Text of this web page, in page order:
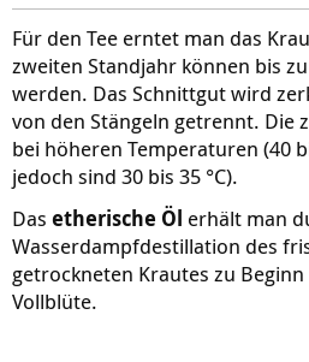
Für den Tee erntet man das
zweiten Standjahr können bis
werden. Das Schnittgut wird
von den Stängeln getrennt. Die
bei höheren Temperaturen (40
jedoch sind 30 bis 35 °C).
Das etherische Öl erhält man
Wasserdampfdestillation des
getrockneten Krautes zu
Vollblüte.